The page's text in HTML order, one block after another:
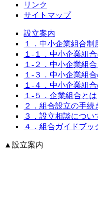
リンク
サイトマップ
設立案内
１．中小企業組合制
１-１．中小企業組
１-２．中小企業組
１-３．中小企業組
１-４．中小企業組
１-５．企業組合とは
２．組合設立の手続
３．設立相談につい
４．組合ガイドブッ
▲設立案内